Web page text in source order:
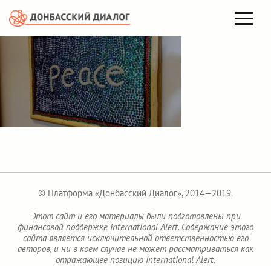
© Платформа «Донбасский Диалог», 2014—2019.
Этот сайт и его материалы были подготовлены при
финансовой поддержке International Alert. Содержание этого
сайта является исключительной ответственностью его
авторов, и ни в коем случае не может рассматриваться как
отражающее позицию International Alert.